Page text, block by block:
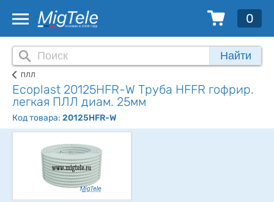
0
Найти
ПЛЛ
Ecoplast 20125HFR-W Труба HFFR гофрир.
легкая ПЛЛ диам. 25мм
Код товара: 20125HFR-W